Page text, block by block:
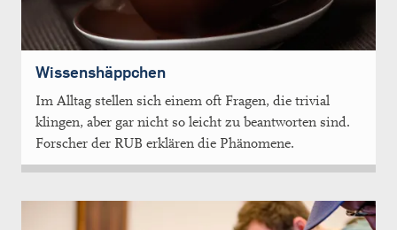
Wissenshäppchen
Im Alltag stellen sich einem oft Fragen, die trivial
klingen, aber gar nicht so leicht zu beantworten sind.
Forscher der RUB erklären die Phänomene.